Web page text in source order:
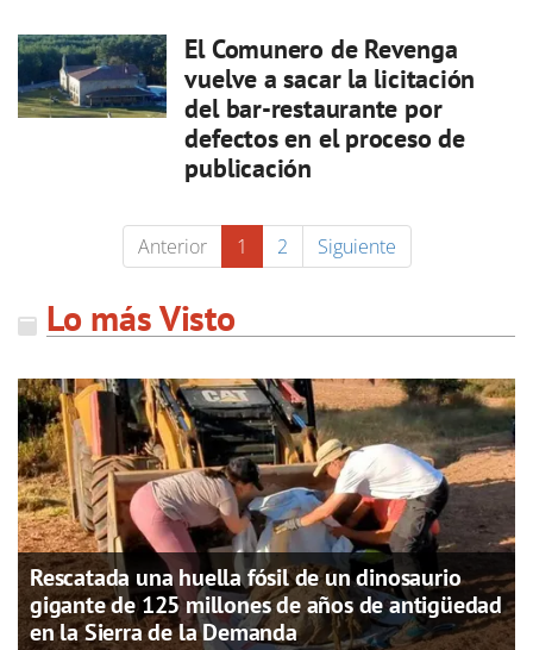
El Comunero de Revenga
vuelve a sacar la licitación
del bar-restaurante por
defectos en el proceso de
publicación
Anterior 1 2 Siguiente
Lo más Visto
Rescatada una huella fósil de un dinosaurio
gigante de 125 millones de años de antigüedad
en la Sierra de la Demanda